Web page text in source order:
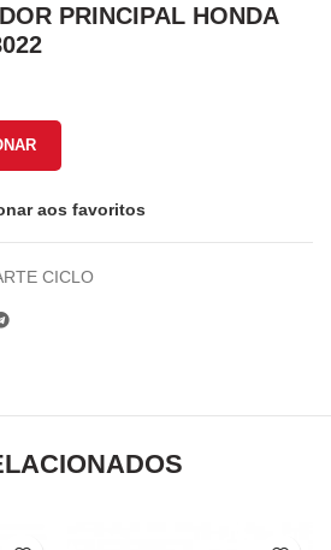
PRINCIPAL HONDA
PRINCIPAL HONDA CB500
aos favoritos
CICLO